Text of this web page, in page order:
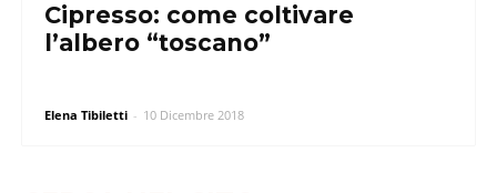
Cipresso: come coltivare
l’albero “toscano”
Elena Tibiletti - 10 Dicembre 2018